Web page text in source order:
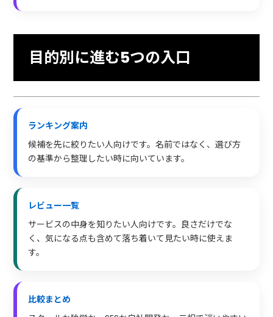
目的別に進む5つの入口
ランキング案内
候補を先に絞りたい人向けです。名前ではなく、選び方
の基準から整理したい時に向いています。
レビュー一覧
サービスの中身を知りたい人向けです。良さだけでな
く、気になる点も含めて落ち着いて見たい時に使えま
す。
比較まとめ